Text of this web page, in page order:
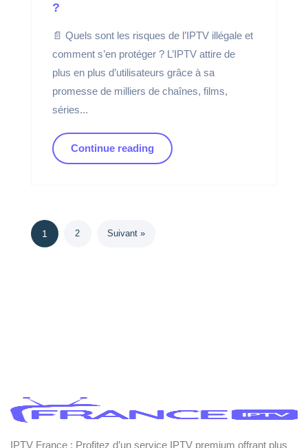
?
📄 Quels sont les risques de l’IPTV illégale et
comment s’en protéger ? L’IPTV attire de
plus en plus d’utilisateurs grâce à sa
promesse de milliers de chaînes, films,
séries...
Continue reading
1 2 Suivant »
IPTV France : Profitez d’un service IPTV premium offrant plus